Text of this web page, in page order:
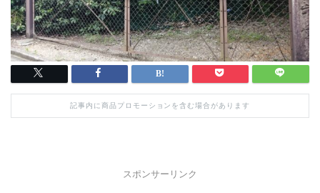
記事内に商品プロモーションを含む場合があります
スポンサーリンク